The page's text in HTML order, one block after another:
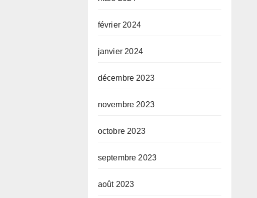
février 2024
janvier 2024
décembre 2023
novembre 2023
octobre 2023
septembre 2023
août 2023